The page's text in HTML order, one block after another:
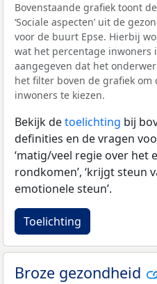
Bovenstaande grafiek toont
‘Sociale aspecten’ uit de
voor de buurt Epse. Hierbij
wat het percentage inwoners
aangegeven dat het
het filter boven de grafiek
inwoners te kiezen.
Bekijk detoelichting bij
definities en de vragen
‘matig/veel regie over het
rondkomen’, ‘krijgt steun
emotionele steun’.
Toelichting
Broze gezondheid